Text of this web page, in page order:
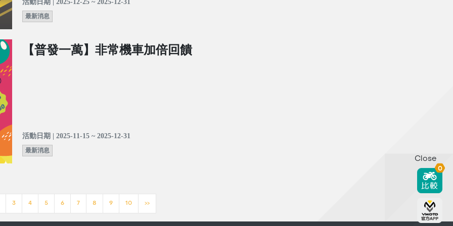
活動日期 | 2025-12-25 ~ 2025-12-31
最新消息
【普發一萬】非常機車加倍回饋
活動日期 | 2025-11-15 ~ 2025-12-31
最新消息
3 4 5 6 7 8 9 10 >>
Close
0